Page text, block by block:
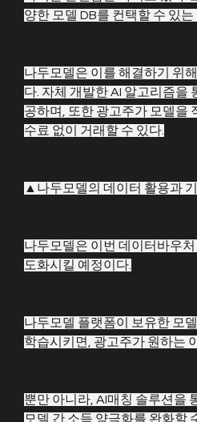
양한 모델 DB를 컨택할 수 있
나두모델은 이를 해결하기 위
다. 자체 개발한 AI 알고리즘을
공하며, 또한 광고주가 모델을
수료 없이 거래할 수 있다.
▲나두모델의 데이터 활용과
나두모델은 이번 데이터바우
도화시킬 예정이다.
나두모델 플랫폼이 보유한 모
학습시키면, 광고주가 원하는
뿐만 아니라, AI매칭 솔루션을
모델 간 소득 양극화를 완화할